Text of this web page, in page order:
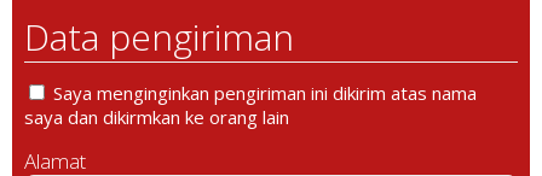
Data pengiriman
Saya menginginkan pengiriman ini dikirim atas nama
saya dan dikirmkan ke orang lain
Alamat